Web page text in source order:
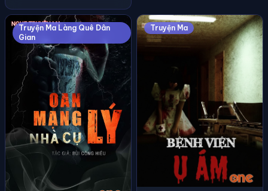
Truyện Ma Làng Quê Dân
Gian
Truyện Ma